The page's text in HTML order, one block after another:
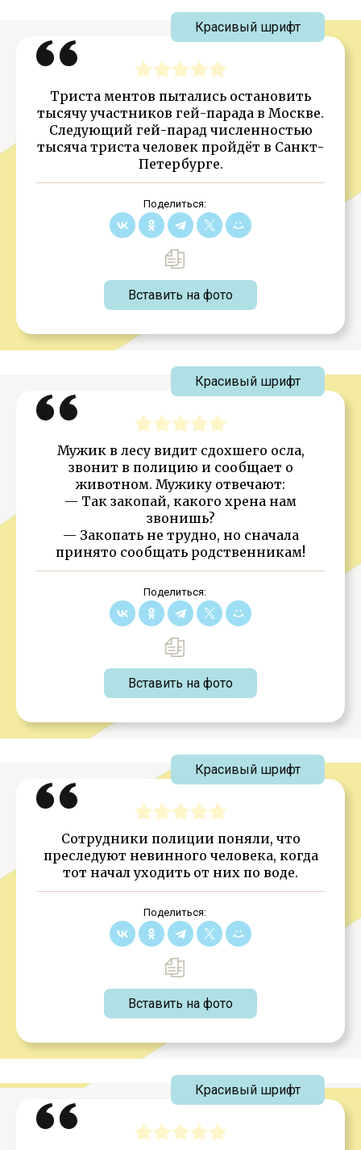
Триста ментов пытались остановить
тысячу участников гей-парада в Москве.
Следующий гей-парад численностью
тысяча триста человек пройдёт в Санкт-
Петербурге.
Поделиться:
Вставить на фото
Красивый шрифт
Мужик в лесу видит сдохшего осла,
звонит в полицию и сообщает о
животном. Мужику отвечают:
— Так закопай, какого хрена нам
звонишь?
— Закопать не трудно, но сначала
принято сообщать родственникам!
Поделиться:
Вставить на фото
Красивый шрифт
Сотрудники полиции поняли, что
преследуют невинного человека, когда
тот начал уходить от них по воде.
Поделиться:
Вставить на фото
Красивый шрифт
Красивый шрифт